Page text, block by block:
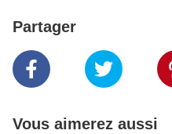
Partager
Vous aimerez aussi